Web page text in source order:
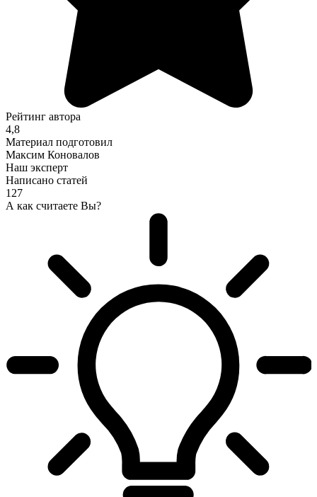
Рейтинг автора
4,8
Материал подготовил
Максим Коновалов
Наш эксперт
Написано статей
127
А как считаете Вы?